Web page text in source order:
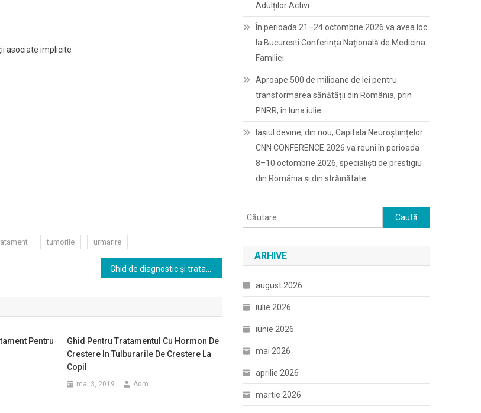
asociate implicite
tumorile urmarire
Pentru
Ghid Pentru Tratamentul Cu Hormon De
Crestere In Tulburarile De Crestere La
Copil
mai 3, 2019 Adm
Adulților Activi
În perioada 21–24 octombrie 2026 va avea loc
la Bucuresti Conferința Națională de Medicina
Familiei
Aproape 500 de milioane de lei pentru
transformarea sănătății din România, prin
PNRR, în luna iulie
Iașiul devine, din nou, Capitala Neuroștiințelor.
CNN CONFERENCE 2026 va reuni în perioada
8–10 octombrie 2026, specialiști de prestigiu
din România și din străinătate
Caută
după:
ARHIVE
august 2026
iulie 2026
iunie 2026
mai 2026
aprilie 2026
martie 2026